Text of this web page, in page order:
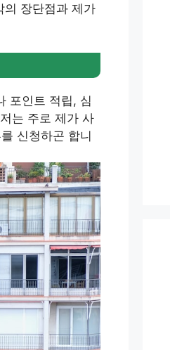
의 장단점과 제가
포인트 적립, 심
는 주로 제가 사
신청하곤 합니